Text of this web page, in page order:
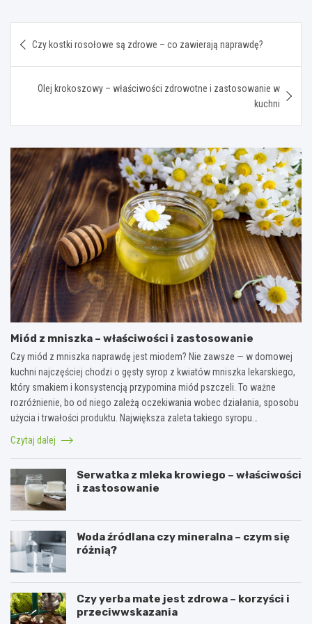
wpisu
Czy kostki rosołowe są zdrowe – co zawierają naprawdę?
Olej krokoszowy – właściwości zdrowotne i zastosowanie w
kuchni
Miód z mniszka – właściwości i zastosowanie
Czy miód z mniszka naprawdę jest miodem? Nie zawsze — w domowej
kuchni najczęściej chodzi o gęsty syrop z kwiatów mniszka lekarskiego,
który smakiem i konsystencją przypomina miód pszczeli. To ważne
rozróżnienie, bo od niego zależą oczekiwania wobec działania, sposobu
użycia i trwałości produktu. Największa zaleta takiego syropu…
Czytaj dalej
Serwatka z mleka krowiego – właściwości
i zastosowanie
Woda źródlana czy mineralna – czym się
różnią?
Czy yerba mate jest zdrowa – korzyści i
przeciwwskazania